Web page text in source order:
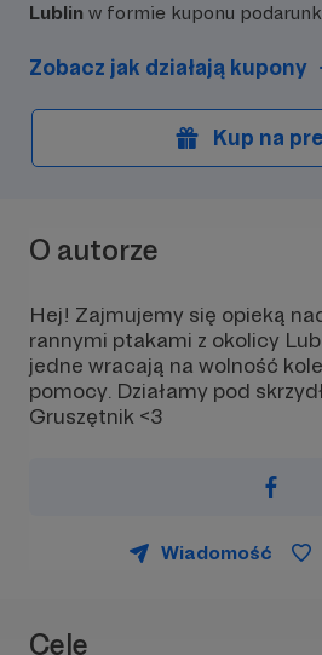
Lublin w formie kuponu
Zobacz jak działają kupony
Kup na
O autorze
Hej! Zajmujemy się opieką
rannymi ptakami z okolicy
jedne wracają na wolność
pomocy. Działamy pod
Gruszętnik <3
Wiadomość
Cele